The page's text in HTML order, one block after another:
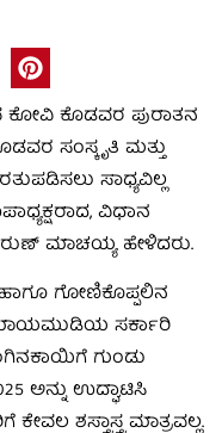
ಕೋವಿ ಕೊಡವರ ಪುರಾತನ
ಸಂಸ್ಕೃತಿ ಮತ್ತು
ಸಾಧ್ಯವಿಲ್ಲ
ವಿಧಾನ
ಮಾಚಯ್ಯ ಹೇಳಿದರು.
ಗೋಣಿಕೊಪ್ಪಲಿನ
ಸರ್ಕಾರಿ
ಗುಂಡು
ಅನ್ನು ಉದ್ಘಾಟಿಸಿ
ಶಸ್ತ್ರಾಸ್ತ್ರ ಮಾತ್ರವಲ್ಲ.